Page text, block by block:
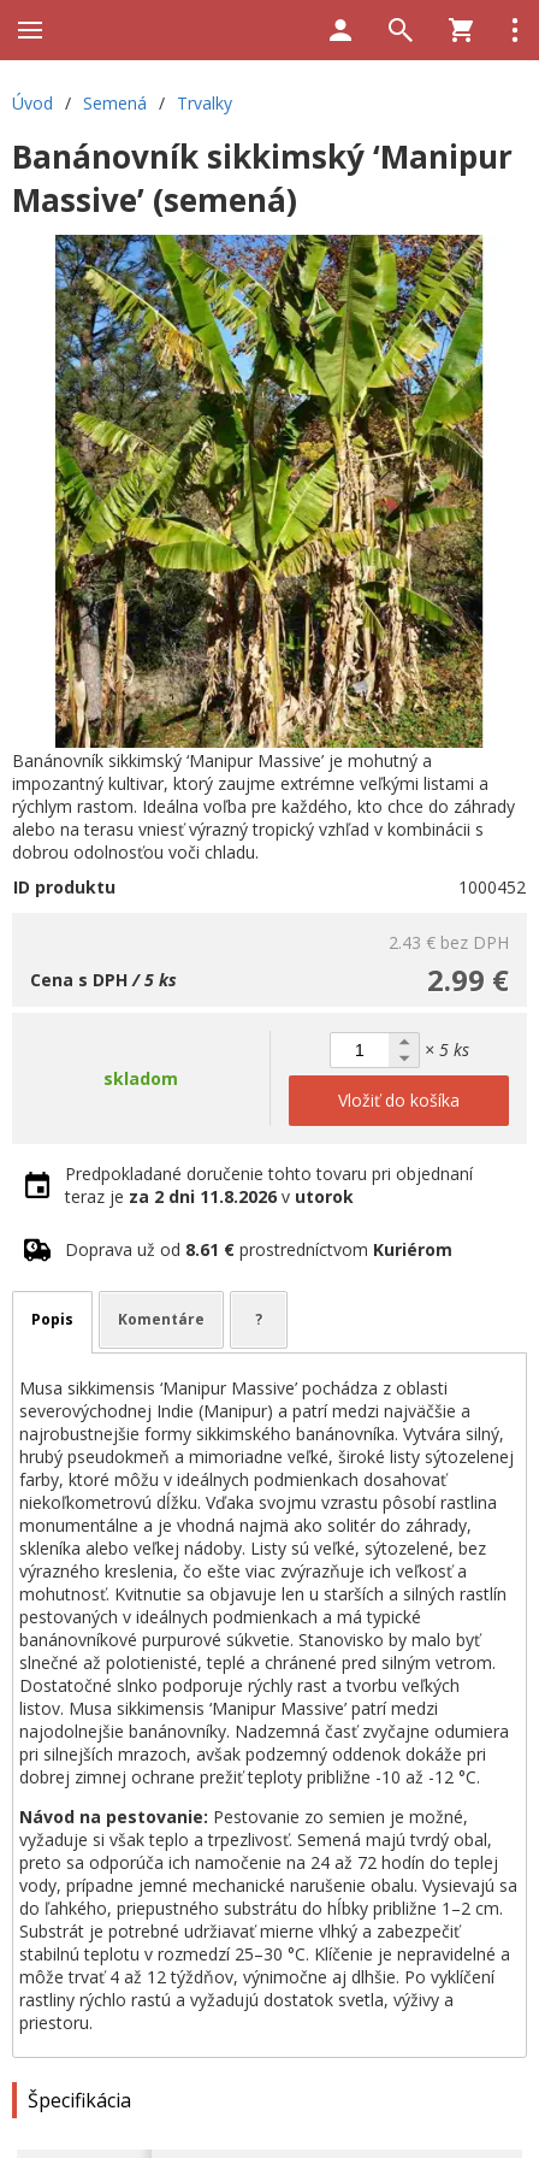
Úvod / Semená / Trvalky
Banánovník sikkimský ‘Manipur
Massive’ (semená)
Banánovník sikkimský ‘Manipur Massive’ je mohutný a
impozantný kultivar, ktorý zaujme extrémne veľkými listami a
rýchlym rastom. Ideálna voľba pre každého, kto chce do záhrady
alebo na terasu vniesť výrazný tropický vzhľad v kombinácii s
dobrou odolnosťou voči chladu.
ID produktu
1000452
2.43 € bez DPH
2.99 €
Cena s DPH/ 5 ks
skladom
× 5 ks
Vložiť do košíka
Predpokladané doručenie tohto tovaru pri objednaní
teraz je za 2 dni 11.8.2026 v utorok
Doprava už od 8.61 € prostredníctvom Kuriérom
Popis Komentáre ?
Musa sikkimensis ‘Manipur Massive’ pochádza z oblasti
severovýchodnej Indie (Manipur) a patrí medzi najväčšie a
najrobustnejšie formy sikkimského banánovníka. Vytvára silný,
hrubý pseudokmeň a mimoriadne veľké, široké listy sýtozelenej
farby, ktoré môžu v ideálnych podmienkach dosahovať
niekoľkometrovú dĺžku. Vďaka svojmu vzrastu pôsobí rastlina
monumentálne a je vhodná najmä ako solitér do záhrady,
skleníka alebo veľkej nádoby. Listy sú veľké, sýtozelené, bez
výrazného kreslenia, čo ešte viac zvýrazňuje ich veľkosť a
mohutnosť. Kvitnutie sa objavuje len u starších a silných rastlín
pestovaných v ideálnych podmienkach a má typické
banánovníkové purpurové súkvetie. Stanovisko by malo byť
slnečné až polotienisté, teplé a chránené pred silným vetrom.
Dostatočné slnko podporuje rýchly rast a tvorbu veľkých
listov. Musa sikkimensis ‘Manipur Massive’ patrí medzi
najodolnejšie banánovníky. Nadzemná časť zvyčajne odumiera
pri silnejších mrazoch, avšak podzemný oddenok dokáže pri
dobrej zimnej ochrane prežiť teploty približne -10 až -12 °C.
Návod na pestovanie: Pestovanie zo semien je možné,
vyžaduje si však teplo a trpezlivosť. Semená majú tvrdý obal,
preto sa odporúča ich namočenie na 24 až 72 hodín do teplej
vody, prípadne jemné mechanické narušenie obalu. Vysievajú sa
do ľahkého, priepustného substrátu do hĺbky približne 1–2 cm.
Substrát je potrebné udržiavať mierne vlhký a zabezpečiť
stabilnú teplotu v rozmedzí 25–30 °C. Klíčenie je nepravidelné a
môže trvať 4 až 12 týždňov, výnimočne aj dlhšie. Po vyklíčení
rastliny rýchlo rastú a vyžadujú dostatok svetla, výživy a
priestoru.
Špecifikácia